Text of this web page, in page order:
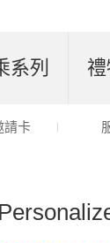
系列
請卡